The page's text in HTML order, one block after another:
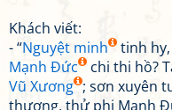
Khách viết:
- “Nguyệt minh tinh
Mạnh Đức
chi thi hồ?
Vũ Xương ; sơn xuyên
thương, thử phi Mạnh